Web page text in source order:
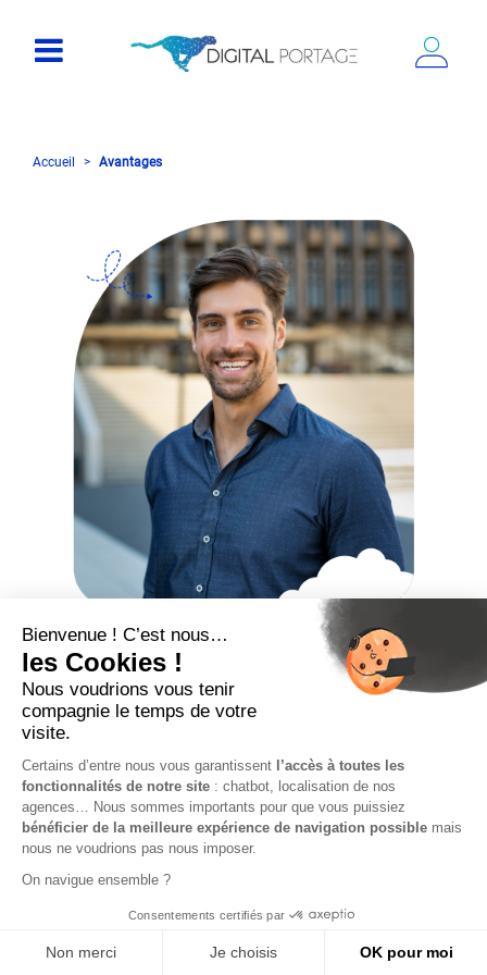
Accueil Avantages
Tous les avantages
de notre solution
Digital Portage
Le portage salarial est une solution qui permet aux
consultants de travailler en toute autonomie tout en
de nombreux avantages aux consultants et aux